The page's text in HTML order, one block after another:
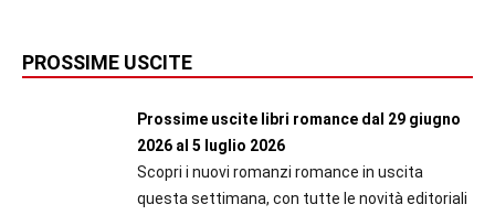
PROSSIME USCITE
Prossime uscite libri romance dal 29 giugno
2026 al 5 luglio 2026
Scopri i nuovi romanzi romance in uscita
questa settimana, con tutte le novità editoriali